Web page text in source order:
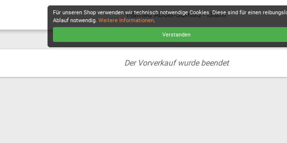
Hamed Abdel-Samad - Islam
Der Vorverkauf wurde beendet
Für unseren Shop verwenden wir technisch notwendige Cookies. Diese sind für einen
Ablauf notwendig. Weitere Informationen.
Verstanden